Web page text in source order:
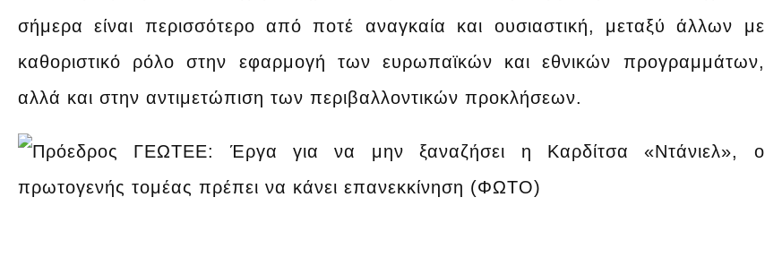
σήμερα είναι περισσότερο από ποτέ αναγκαία και ουσιαστική, μεταξύ άλλων με
καθοριστικό ρόλο στην εφαρμογή των ευρωπαϊκών και εθνικών προγραμμάτων,
αλλά και στην αντιμετώπιση των περιβαλλοντικών προκλήσεων.